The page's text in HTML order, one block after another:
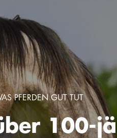
PFERDEN GUT TUT
100-